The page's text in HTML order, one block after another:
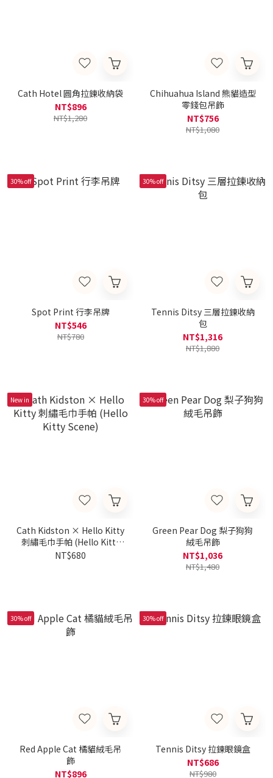
Cath Hotel 圓角拉鍊收納袋
NT$896
NT$1,280
Chihuahua Island 熊貓造型
零錢包吊飾
NT$756
NT$1,080
30% off
Spot Print 行李吊牌
NT$546
NT$780
30% off
Tennis Ditsy 三層拉鍊收納
包
NT$1,316
NT$1,880
New in
Cath Kidston × Hello Kitty
刺繡毛巾手帕 (Hello Kitty
Scene)
NT$680
30% off
Green Pear Dog 梨子狗狗
絨毛吊飾
NT$1,036
NT$1,480
30% off
Red Apple Cat 橘貓絨毛吊
飾
NT$896
30% off
Tennis Ditsy 拉鍊眼鏡盒
NT$686
NT$980